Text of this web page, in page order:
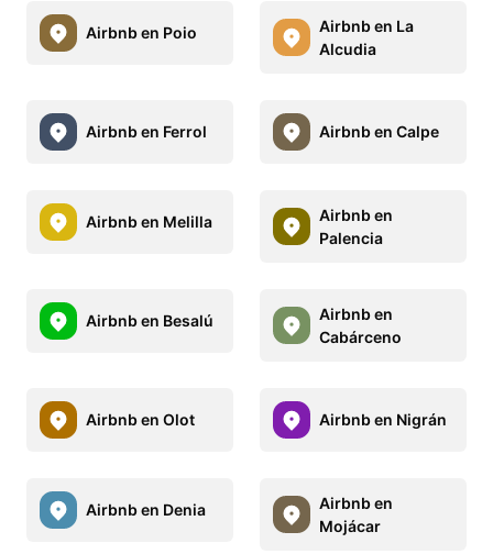
Airbnb en Poio
Airbnb en La
Alcudia
Airbnb en Ferrol Airbnb en Calpe
Airbnb en Melilla
Airbnb en
Palencia
Airbnb en Besalú
Airbnb en
Cabárceno
Airbnb en Olot Airbnb en Nigrán
Airbnb en Denia
Airbnb en
Mojácar